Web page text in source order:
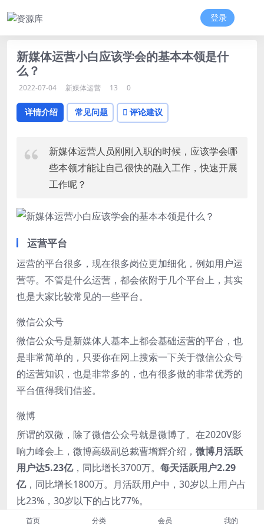
登录
新媒体运营小白应该学会的基本本领是什
么？
2022-07-04 新媒体运营 13 0
详情介绍 常见问题 评论建议
新媒体运营人员刚刚入职的时候，应该学会哪
些本领才能让自己很快的融入工作，快速开展
工作呢？
运营平台
运营的平台很多，现在很多岗位更加细化，例如用户运
营等。不管是什么运营，都会依附于几个平台上，其实
也是大家比较常见的一些平台。
微信公众号
微信公众号是新媒体人基本上都会基础运营的平台，也
是非常简单的，只要你在网上搜索一下关于微信公众号
的运营知识，也是非常多的，也有很多做的非常优秀的
平台值得我们借鉴。
微博
所谓的双微，除了微信公众号就是微博了。在2020V影
响力峰会上，微博高级副总裁曹增辉介绍， 微博月活跃
用户达5.23亿，同比增长3700万。 每天活跃用户2.29
亿，同比增长1800万。月活跃用户中，30岁以上用户占
比23%，30岁以下的占比77%。
抖音
首页 分类 会员 我的